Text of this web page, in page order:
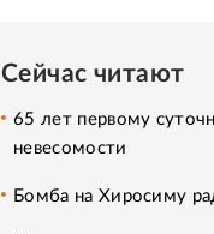
Сейчас читают
65 лет первому
невесомости
Бомба на Хиросиму